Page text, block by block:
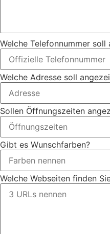
Welche Telefonnummer
Welche Adresse soll
Sollen Öffnungszeiten
Gibt es Wunschfarben?
Welche Webseiten finden